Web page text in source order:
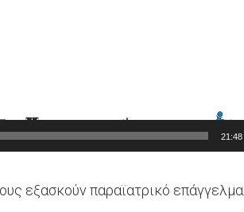
21:48
εξασκούν παραϊατρικό επάγγελμα.